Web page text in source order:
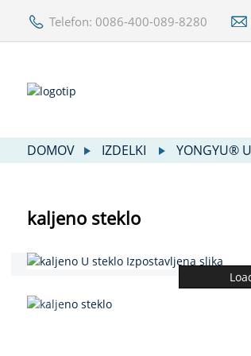
Telefon: 0086-400-089-8280
DOMOV IZDELKI YONGYU®
kaljeno steklo